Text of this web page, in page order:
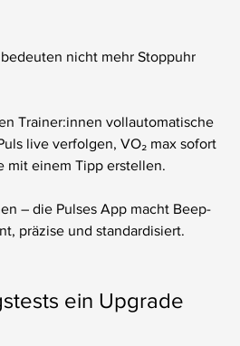
nicht mehr Stoppuhr
Trainer:innen vollautomatische
live verfolgen, VO₂ max sofort
mit einem Tipp erstellen.
– die Pulses App macht Beep-
präzise und standardisiert.
ein Upgrade